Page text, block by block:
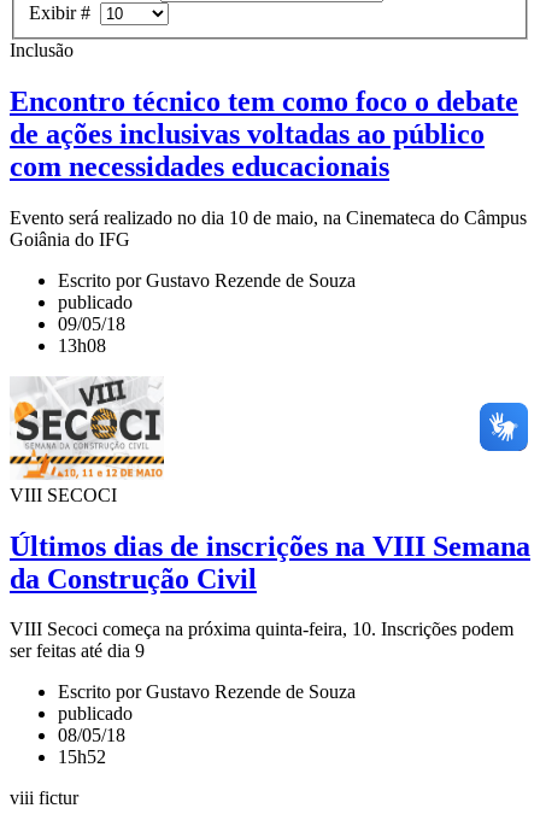
Exibir #
Inclusão
Encontro técnico tem como foco o debate
de ações inclusivas voltadas ao público
com necessidades educacionais
Evento será realizado no dia 10 de maio, na Cinemateca do Câmpus
Goiânia do IFG
Escrito por Gustavo Rezende de Souza
publicado
09/05/18
13h08
VIII SECOCI
Últimos dias de inscrições na VIII Semana
da Construção Civil
VIII Secoci começa na próxima quinta-feira, 10. Inscrições podem
ser feitas até dia 9
Escrito por Gustavo Rezende de Souza
publicado
08/05/18
15h52
viii fictur